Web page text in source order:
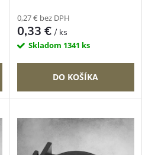
0,27 € bez DPH
0,33 €/ ks
Skladom 1341 ks
DO KOŠÍKA